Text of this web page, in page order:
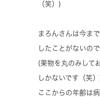
（笑）)
まろんさんは今ま
したことがないので
(果物を丸のみして
しかないです（笑
ここからの年齢は